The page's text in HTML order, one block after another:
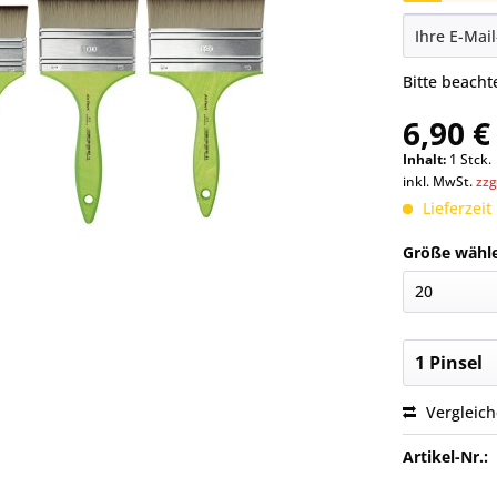
Bitte
6,90
Inhalt: 1 Stck.
inkl. MwSt.
Lieferzeit
Größe
Artikel-Nr.: